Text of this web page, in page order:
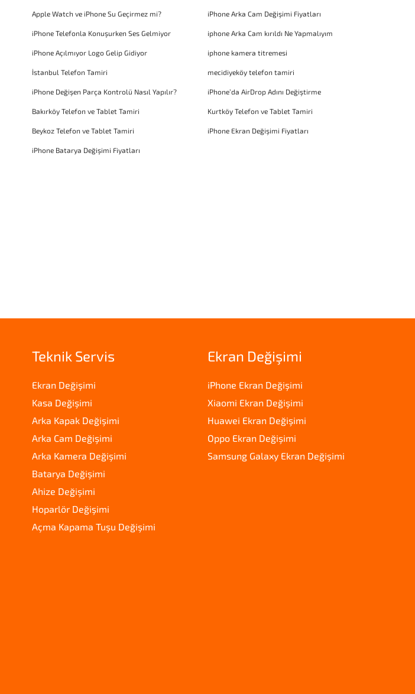
Apple Watch ve iPhone Su Geçirmez mi? iPhone Arka Cam Değişimi Fiyatları
iPhone Telefonla Konuşurken Ses Gelmiyor iphone Arka Cam kırıldı Ne Yapmalıyım
iPhone Açılmıyor Logo Gelip Gidiyor iphone kamera titremesi
İstanbul Telefon Tamiri mecidiyeköy telefon tamiri
iPhone Değişen Parça Kontrolü Nasıl Yapılır? iPhone’da AirDrop Adını Değiştirme
Bakırköy Telefon ve Tablet Tamiri Kurtköy Telefon ve Tablet Tamiri
Beykoz Telefon ve Tablet Tamiri iPhone Ekran Değişimi Fiyatları
iPhone Batarya Değişimi Fiyatları
Teknik Servis
Ekran Değişimi
Kasa Değişimi
Arka Kapak Değişimi
Arka Cam Değişimi
Arka Kamera Değişimi
Batarya Değişimi
Ahize Değişimi
Hoparlör Değişimi
Açma Kapama Tuşu Değişimi
Ekran Değişimi
iPhone Ekran Değişimi
Xiaomi Ekran Değişimi
Huawei Ekran Değişimi
Oppo Ekran Değişimi
Samsung Galaxy Ekran Değişimi